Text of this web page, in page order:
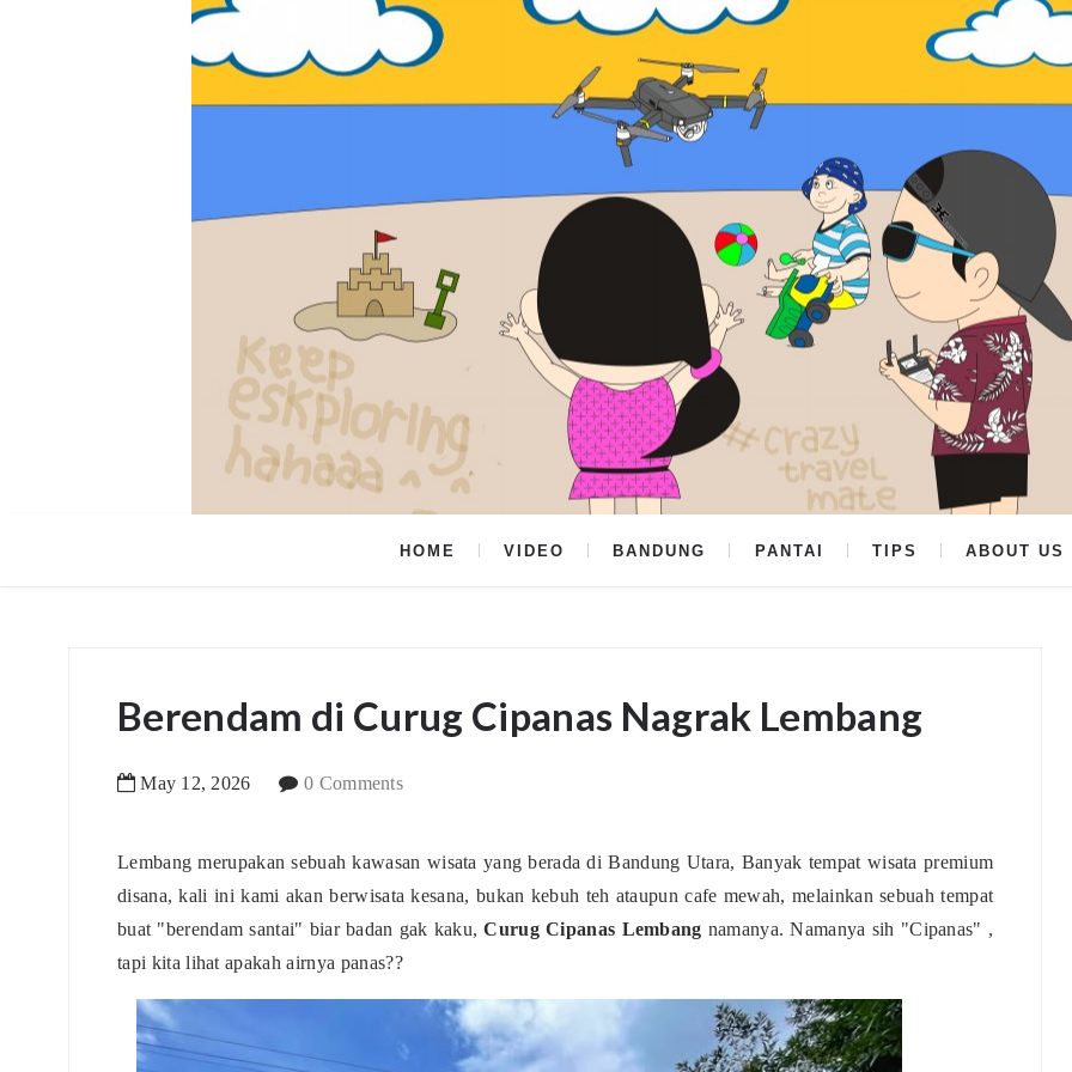
HOME VIDEO BANDUNG PANTAI TIPS ABOUT US
Berendam di Curug Cipanas Nagrak Lembang
May 12, 2026 0 Comments
Lembang merupakan sebuah kawasan wisata yang berada di Bandung Utara, Banyak tempat wisata premium
disana, kali ini kami akan berwisata kesana, bukan kebuh teh ataupun cafe mewah, melainkan sebuah tempat
buat "berendam santai" biar badan gak kaku,Curug Cipanas Lembang namanya. Namanya sih "Cipanas" ,
tapi kita lihat apakah airnya panas??